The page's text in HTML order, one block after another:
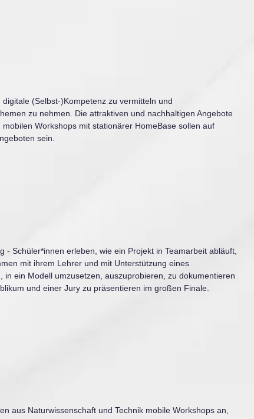
(Selbst-)Kompetenz zu vermitteln und
zu nehmen. Die attraktiven und nachhaltigen Angebote
Workshops mit stationärer HomeBase sollen auf
sein.
- Schüler*innen erleben, wie ein Projekt in Teamarbeit abläuft,
mit ihrem Lehrer und mit Unterstützung eines
in ein Modell umzusetzen, auszuprobieren, zu dokumentieren
und einer Jury zu präsentieren im großen Finale.
aus Naturwissenschaft und Technik mobile Workshops an,